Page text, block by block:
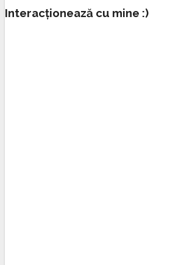
Interacționează cu mine :)